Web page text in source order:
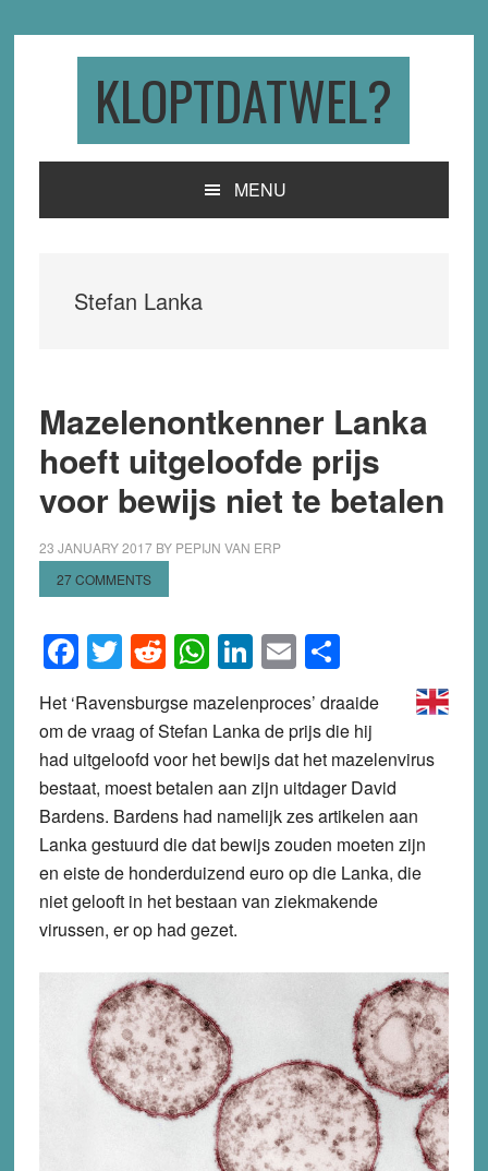
KLOPTDATWEL?
MENU
Stefan Lanka
Mazelenontkenner Lanka
hoeft uitgeloofde prijs
voor bewijs niet te betalen
23 JANUARY 2017BY PEPIJN VAN ERP
27 COMMENTS
Facebook
Twitter
Reddit
WhatsApp
LinkedIn
EmailShare
Het ‘Ravensburgse mazelenproces’ draaide
om de vraag of Stefan Lanka de prijs die hij
had uitgeloofd voor het bewijs dat het mazelenvirus
bestaat, moest betalen aan zijn uitdager David
Bardens. Bardens had namelijk zes artikelen aan
Lanka gestuurd die dat bewijs zouden moeten zijn
en eiste de honderduizend euro op die Lanka, die
niet gelooft in het bestaan van ziekmakende
virussen, er op had gezet.